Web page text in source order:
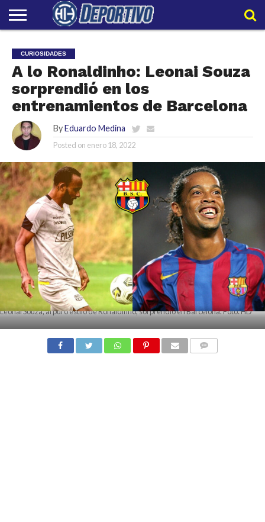
NACIONAL
INTERNACIONAL
EMBAJADORES
POLIDEPORTIVO
POLÍTICAS
DE
PRIVACIDAD
CONTACTO
HIT
EQUIPO
HIT
CURIOSIDADES
A lo Ronaldinho: Leonai Souza
sorprendió en los
entrenamientos de Barcelona
By Eduardo Medina
Posted on enero 18, 2022
Leonai Souza, al puro estilo de Ronaldinho, sorprendió en Barcelona. Foto: HD